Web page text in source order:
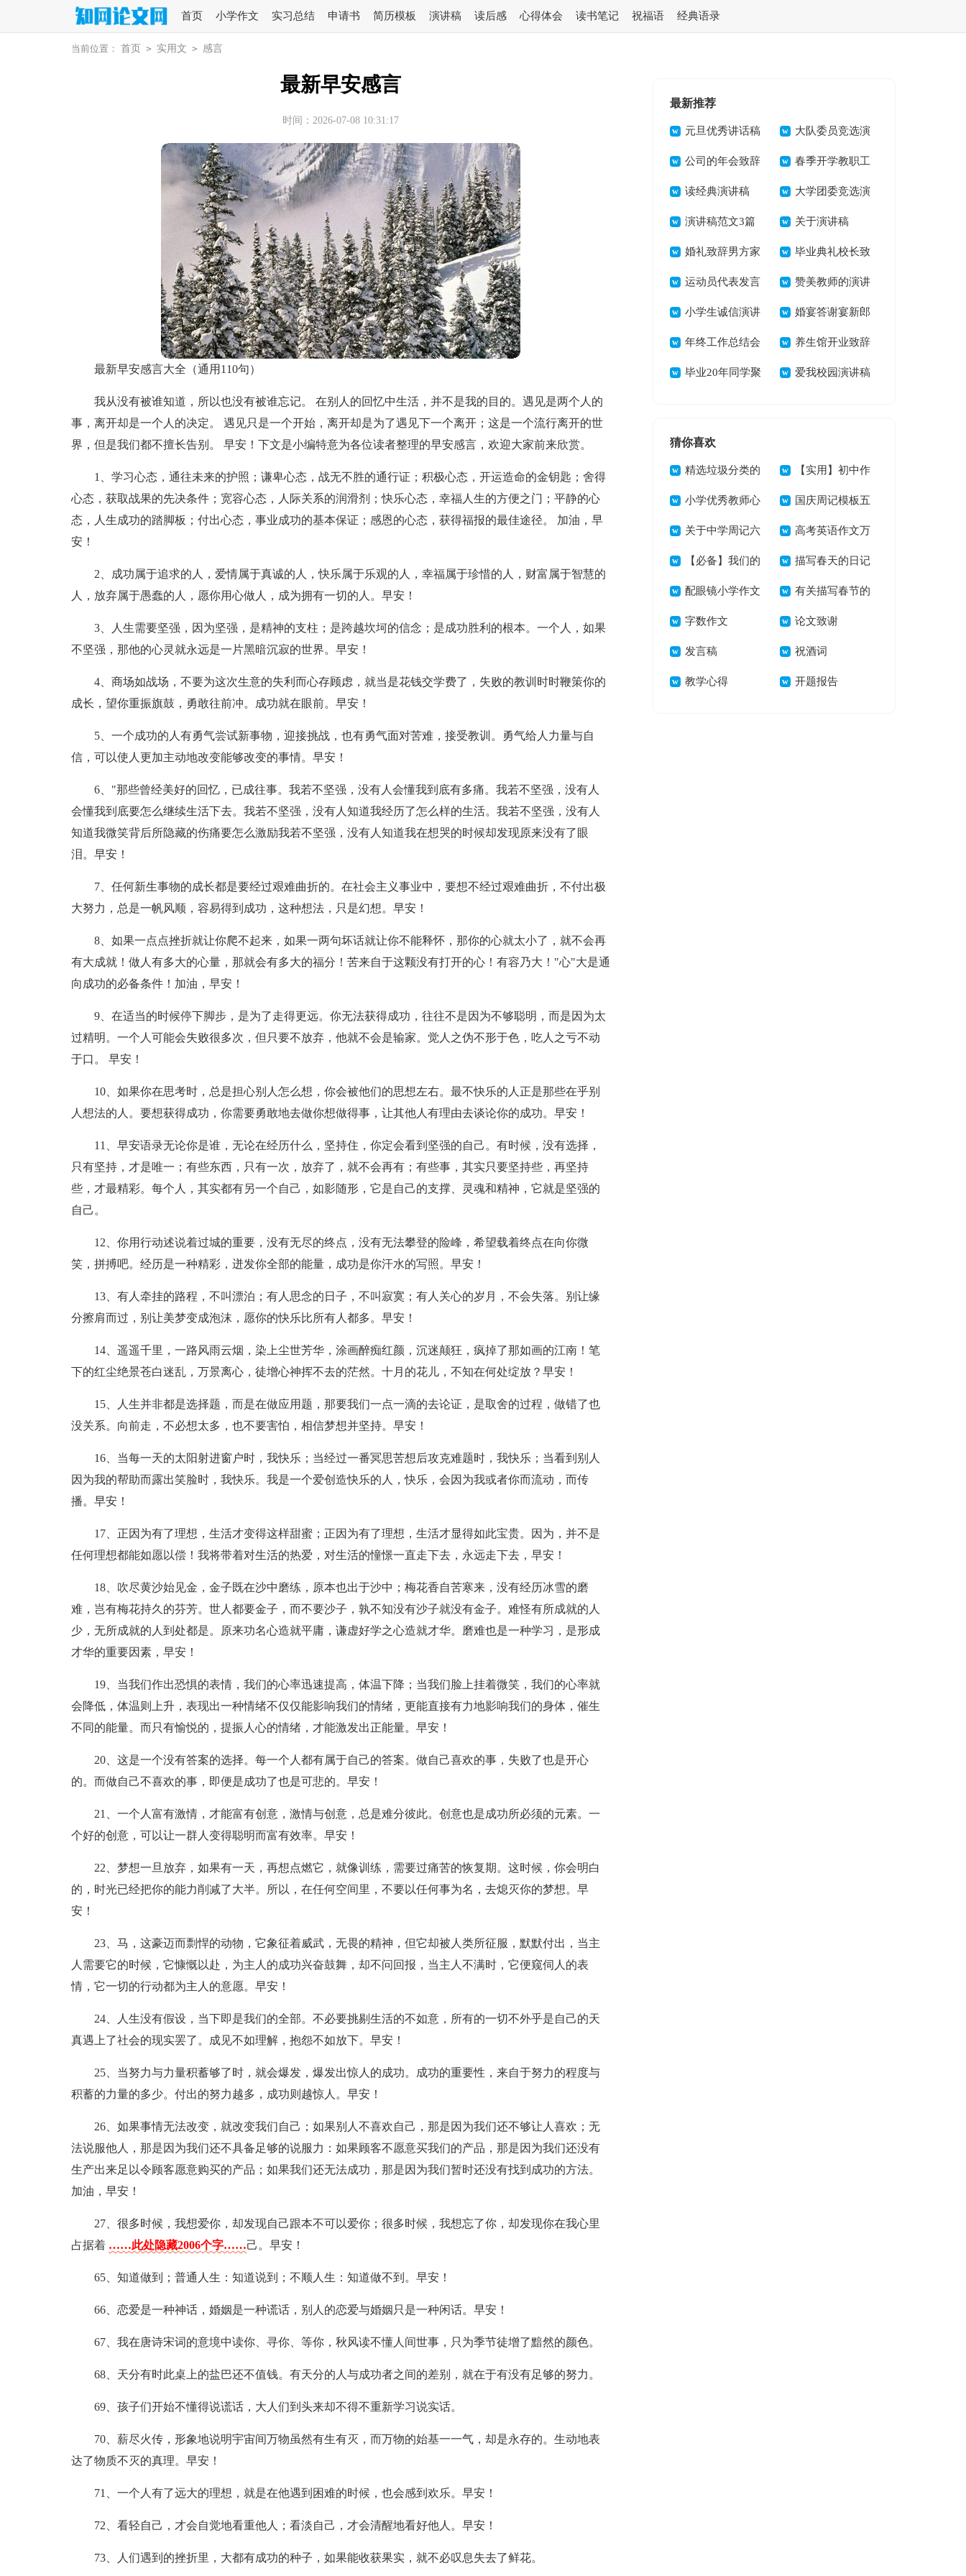
首页 小学作文 实习总结 申请书 简历模板 演讲稿 读后感 心得体会 读书笔记 祝福语 经典语录
当前位置： 首页 > 实用文 > 感言
最新早安感言
时间：2026-07-08 10:31:17
最新早安感言大全（通用110句）
我从没有被谁知道，所以也没有被谁忘记。 在别人的回忆中生活，并不是我的目的。遇见是两个人的
事，离开却是一个人的决定。 遇见只是一个开始，离开却是为了遇见下一个离开；这是一个流行离开的世
界，但是我们都不擅长告别。 早安！下文是小编特意为各位读者整理的早安感言，欢迎大家前来欣赏。
1、学习心态，通往未来的护照；谦卑心态，战无不胜的通行证；积极心态，开运造命的金钥匙；舍得
心态，获取战果的先决条件；宽容心态，人际关系的润滑剂；快乐心态，幸福人生的方便之门；平静的心
态，人生成功的踏脚板；付出心态，事业成功的基本保证；感恩的心态，获得福报的最佳途径。 加油，早
安！
2、成功属于追求的人，爱情属于真诚的人，快乐属于乐观的人，幸福属于珍惜的人，财富属于智慧的
人，放弃属于愚蠢的人，愿你用心做人，成为拥有一切的人。早安！
3、人生需要坚强，因为坚强，是精神的支柱；是跨越坎坷的信念；是成功胜利的根本。一个人，如果
不坚强，那他的心灵就永远是一片黑暗沉寂的世界。早安！
4、商场如战场，不要为这次生意的失利而心存顾虑，就当是花钱交学费了，失败的教训时时鞭策你的
成长，望你重振旗鼓，勇敢往前冲。成功就在眼前。早安！
5、一个成功的人有勇气尝试新事物，迎接挑战，也有勇气面对苦难，接受教训。勇气给人力量与自
信，可以使人更加主动地改变能够改变的事情。早安！
6、"那些曾经美好的回忆，已成往事。我若不坚强，没有人会懂我到底有多痛。我若不坚强，没有人
会懂我到底要怎么继续生活下去。我若不坚强，没有人知道我经历了怎么样的生活。我若不坚强，没有人
知道我微笑背后所隐藏的伤痛要怎么激励我若不坚强，没有人知道我在想哭的时候却发现原来没有了眼
泪。早安！
7、任何新生事物的成长都是要经过艰难曲折的。在社会主义事业中，要想不经过艰难曲折，不付出极
大努力，总是一帆风顺，容易得到成功，这种想法，只是幻想。早安！
8、如果一点点挫折就让你爬不起来，如果一两句坏话就让你不能释怀，那你的心就太小了，就不会再
有大成就！做人有多大的心量，那就会有多大的福分！苦来自于这颗没有打开的心！有容乃大！"心"大是通
向成功的必备条件！加油，早安！
9、在适当的时候停下脚步，是为了走得更远。你无法获得成功，往往不是因为不够聪明，而是因为太
过精明。一个人可能会失败很多次，但只要不放弃，他就不会是输家。觉人之伪不形于色，吃人之亏不动
于口。 早安！
10、如果你在思考时，总是担心别人怎么想，你会被他们的思想左右。最不快乐的人正是那些在乎别
人想法的人。要想获得成功，你需要勇敢地去做你想做得事，让其他人有理由去谈论你的成功。早安！
11、早安语录无论你是谁，无论在经历什么，坚持住，你定会看到坚强的自己。有时候，没有选择，
只有坚持，才是唯一；有些东西，只有一次，放弃了，就不会再有；有些事，其实只要坚持些，再坚持
些，才最精彩。每个人，其实都有另一个自己，如影随形，它是自己的支撑、灵魂和精神，它就是坚强的
自己。
12、你用行动述说着过城的重要，没有无尽的终点，没有无法攀登的险峰，希望载着终点在向你微
笑，拼搏吧。经历是一种精彩，迸发你全部的能量，成功是你汗水的写照。早安！
13、有人牵挂的路程，不叫漂泊；有人思念的日子，不叫寂寞；有人关心的岁月，不会失落。别让缘
分擦肩而过，别让美梦变成泡沫，愿你的快乐比所有人都多。早安！
14、遥遥千里，一路风雨云烟，染上尘世芳华，涂画醉痴红颜，沉迷颠狂，疯掉了那如画的江南！笔
下的红尘绝景苍白迷乱，万景离心，徒增心神挥不去的茫然。十月的花儿，不知在何处绽放？早安！
15、人生并非都是选择题，而是在做应用题，那要我们一点一滴的去论证，是取舍的过程，做错了也
没关系。向前走，不必想太多，也不要害怕，相信梦想并坚持。早安！
16、当每一天的太阳射进窗户时，我快乐；当经过一番冥思苦想后攻克难题时，我快乐；当看到别人
因为我的帮助而露出笑脸时，我快乐。我是一个爱创造快乐的人，快乐，会因为我或者你而流动，而传
播。早安！
17、正因为有了理想，生活才变得这样甜蜜；正因为有了理想，生活才显得如此宝贵。因为，并不是
任何理想都能如愿以偿！我将带着对生活的热爱，对生活的憧憬一直走下去，永远走下去，早安！
18、吹尽黄沙始见金，金子既在沙中磨练，原本也出于沙中；梅花香自苦寒来，没有经历冰雪的磨
难，岂有梅花持久的芬芳。世人都要金子，而不要沙子，孰不知没有沙子就没有金子。难怪有所成就的人
少，无所成就的人到处都是。原来功名心造就平庸，谦虚好学之心造就才华。磨难也是一种学习，是形成
才华的重要因素，早安！
19、当我们作出恐惧的表情，我们的心率迅速提高，体温下降；当我们脸上挂着微笑，我们的心率就
会降低，体温则上升，表现出一种情绪不仅仅能影响我们的情绪，更能直接有力地影响我们的身体，催生
不同的能量。而只有愉悦的，提振人心的情绪，才能激发出正能量。早安！
20、这是一个没有答案的选择。每一个人都有属于自己的答案。做自己喜欢的事，失败了也是开心
的。而做自己不喜欢的事，即便是成功了也是可悲的。早安！
21、一个人富有激情，才能富有创意，激情与创意，总是难分彼此。创意也是成功所必须的元素。一
个好的创意，可以让一群人变得聪明而富有效率。早安！
22、梦想一旦放弃，如果有一天，再想点燃它，就像训练，需要过痛苦的恢复期。这时候，你会明白
的，时光已经把你的能力削减了大半。所以，在任何空间里，不要以任何事为名，去熄灭你的梦想。早
安！
23、马，这豪迈而剽悍的动物，它象征着威武，无畏的精神，但它却被人类所征服，默默付出，当主
人需要它的时候，它慷慨以赴，为主人的成功兴奋鼓舞，却不问回报，当主人不满时，它便窥伺人的表
情，它一切的行动都为主人的意愿。早安！
24、人生没有假设，当下即是我们的全部。不必要挑剔生活的不如意，所有的一切不外乎是自己的天
真遇上了社会的现实罢了。成见不如理解，抱怨不如放下。早安！
25、当努力与力量积蓄够了时，就会爆发，爆发出惊人的成功。成功的重要性，来自于努力的程度与
积蓄的力量的多少。付出的努力越多，成功则越惊人。早安！
26、如果事情无法改变，就改变我们自己；如果别人不喜欢自己，那是因为我们还不够让人喜欢；无
法说服他人，那是因为我们还不具备足够的说服力：如果顾客不愿意买我们的产品，那是因为我们还没有
生产出来足以令顾客愿意购买的产品；如果我们还无法成功，那是因为我们暂时还没有找到成功的方法。
加油，早安！
27、很多时候，我想爱你，却发现自己跟本不可以爱你；很多时候，我想忘了你，却发现你在我心里
占据着 ……此处隐藏2006个字……己。早安！
65、知道做到；普通人生：知道说到；不顺人生：知道做不到。早安！
66、恋爱是一种神话，婚姻是一种谎话，别人的恋爱与婚姻只是一种闲话。早安！
67、我在唐诗宋词的意境中读你、寻你、等你，秋风读不懂人间世事，只为季节徒增了黯然的颜色。
68、天分有时此桌上的盐巴还不值钱。有天分的人与成功者之间的差别，就在于有没有足够的努力。
69、孩子们开始不懂得说谎话，大人们到头来却不得不重新学习说实话。
70、薪尽火传，形象地说明宇宙间万物虽然有生有灭，而万物的始基一一气，却是永存的。生动地表
达了物质不灭的真理。早安！
71、一个人有了远大的理想，就是在他遇到困难的时候，也会感到欢乐。早安！
72、看轻自己，才会自觉地看重他人；看淡自己，才会清醒地看好他人。早安！
73、人们遇到的挫折里，大都有成功的种子，如果能收获果实，就不必叹息失去了鲜花。
最新推荐
元旦优秀讲话稿 大队委员竞选演
讲稿(集合15篇)
公司的年会致辞 春季开学教职工
大会讲话稿
读经典演讲稿 大学团委竞选演
讲稿
演讲稿范文3篇 关于演讲稿
婚礼致辞男方家
长讲话模板
毕业典礼校长致
辞
运动员代表发言
稿2篇
赞美教师的演讲
稿15篇
小学生诚信演讲
稿15篇
婚宴答谢宴新郎
致辞
年终工作总结会
议发言稿范文
养生馆开业致辞
毕业20年同学聚 爱我校园演讲稿
猜你喜欢
精选垃圾分类的
作文300字合集七篇
【实用】初中作
文五篇
小学优秀教师心
得体会
国庆周记模板五
篇
关于中学周记六
篇
高考英语作文万
能句子汇总整理
【必备】我们的
小学作文400字汇总
5篇
描写春天的日记
大全
配眼镜小学作文 有关描写春节的
作文400字三篇
字数作文 论文致谢
发言稿 祝酒词
教学心得 开题报告